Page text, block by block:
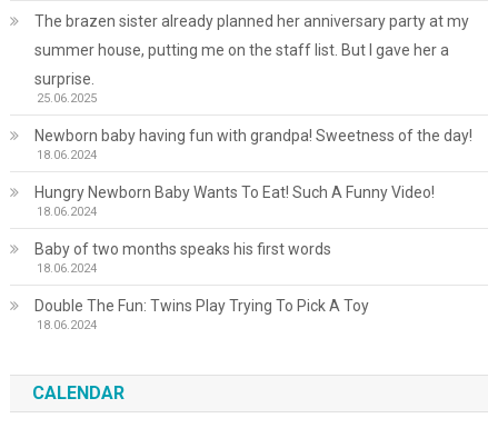
The brazen sister already planned her anniversary party at my
summer house, putting me on the staff list. But I gave her a
surprise.
25.06.2025
Newborn baby having fun with grandpa! Sweetness of the day!
18.06.2024
Hungry Newborn Baby Wants To Eat! Such A Funny Video!
18.06.2024
Baby of two months speaks his first words
18.06.2024
Double The Fun: Twins Play Trying To Pick A Toy
18.06.2024
CALENDAR